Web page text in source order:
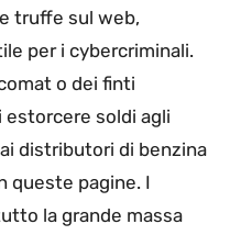
truffe sul web,
per i cybercriminali.
o dei finti
estorcere soldi agli
distributori di benzina
queste pagine. I
la grande massa